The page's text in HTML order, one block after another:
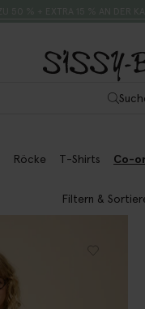
Röcke T-Shirts Co-
Filtern &